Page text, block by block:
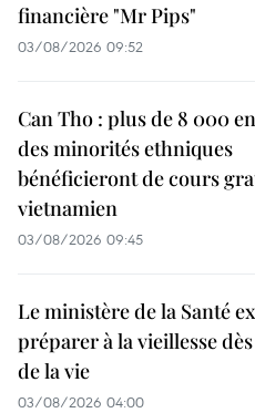
financière "Mr Pips"
03/08/2026 09:52
Can Tho : plus de 8 000
des minorités ethniques
bénéficieront de cours
vietnamien
03/08/2026 09:45
Le ministère de la Santé
préparer à la vieillesse
de la vie
03/08/2026 04:00